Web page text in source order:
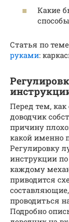
Какие
Статья по
руками:
Перед тем, как
доводчик
причину
какой именно
Регулировку
инструкции
каждому
приводится
проводиться
Подробно